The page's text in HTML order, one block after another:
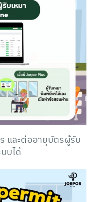
และต่ออายุบัตรผู้รับ
บได้